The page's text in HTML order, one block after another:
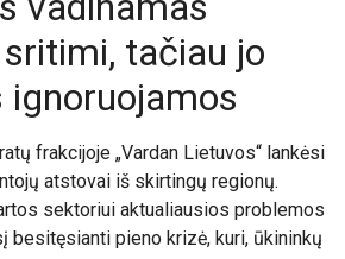
tačiau jo
ignoruojamos
frakcijoje „Vardan Lietuvos“ lankėsi
atstovai iš skirtingų regionų.
sektoriui aktualiausios problemos
besitęsianti pieno krizė, kuri, ūkininkų